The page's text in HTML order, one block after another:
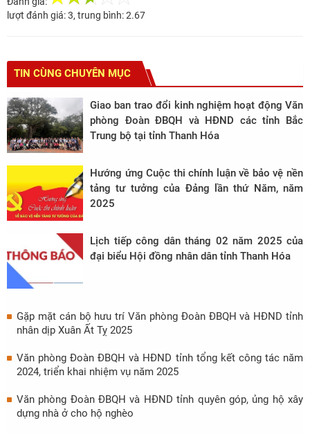
lượt đánh giá:3, trung bình:2.67
TIN CÙNG CHUYÊN MỤC
Giao ban trao đổi kinh nghiệm hoạt động Văn
phòng Đoàn ĐBQH và HĐND các tỉnh Bắc
Trung bộ tại tỉnh Thanh Hóa
Hướng ứng Cuộc thi chính luận về bảo vệ nền
tảng tư tưởng của Đảng lần thứ Năm, năm
2025
Lịch tiếp công dân tháng 02 năm 2025 của
đại biểu Hội đồng nhân dân tỉnh Thanh Hóa
Gặp mặt cán bộ hưu trí Văn phòng Đoàn ĐBQH và HĐND tỉnh
nhân dịp Xuân Ất Tỵ 2025
Văn phòng Đoàn ĐBQH và HĐND tỉnh tổng kết công tác năm
2024, triển khai nhiệm vụ năm 2025
Văn phòng Đoàn ĐBQH và HĐND tỉnh quyên góp, ủng hộ xây
dựng nhà ở cho hộ nghèo